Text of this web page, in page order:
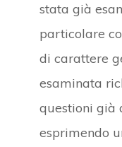
stata già
particolare
di carattere
esaminata
questioni già
esprimendo